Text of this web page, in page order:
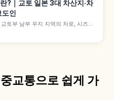
?｜교토 일본 3대 차산지·차
인
토부 남부 우지 지역의 차로, 시즈오
함께 일본 3대 차산지로 꼽힙니다. 에
리큐로 이어지는 차 문화, 차잎 따기·
교통으로 쉽게 가